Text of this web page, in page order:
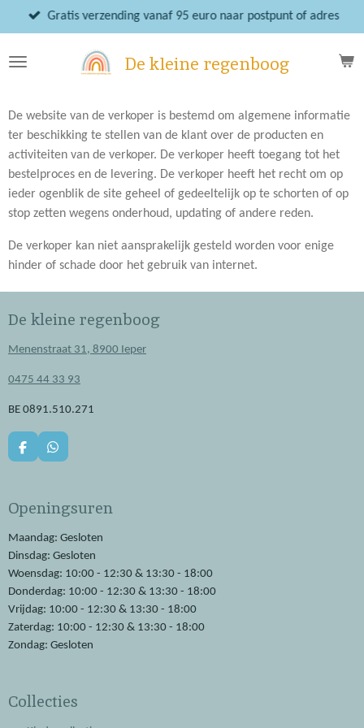
direct
naar
De kleine regenboog
Gratis verzending vanaf 95 euro naar postpunt of adres
De website van de verkoper is bestemd om algemene informatie
ter beschikking te stellen van de klant over de producten en
activiteiten van de verkoper. De verkoper heeft toegang tot het
bestelproces en de levering. De verkoper heeft het recht om op
ieder ogenblik de site geheel of gedeeltelijk op te schorten of op
stop zetten wegens onderhoud, updating of andere reden.
De verkoper kan niet aansprakelijk gesteld worden voor enige
hinder of schade door het gebruik van internet.
De kleine regenboog
Menenstraat 31, 8900 Ieper
0475 44 33 93
BE 0891.510.271
F
b
o
W
s
p
p
Openingsuren
Maandag: Gesloten
Dinsdag: Gesloten
Woensdag: 10:00 - 12:30 & 13:30 - 18:00
Donderdag: 10:00 - 12:30 & 13:30 - 18:00
Vrijdag: 10:00 - 12:30 & 13:30 - 18:00
Zaterdag: 10:00 - 12:30 & 13:30 - 18:00
Zondag: Gesloten
Collecties